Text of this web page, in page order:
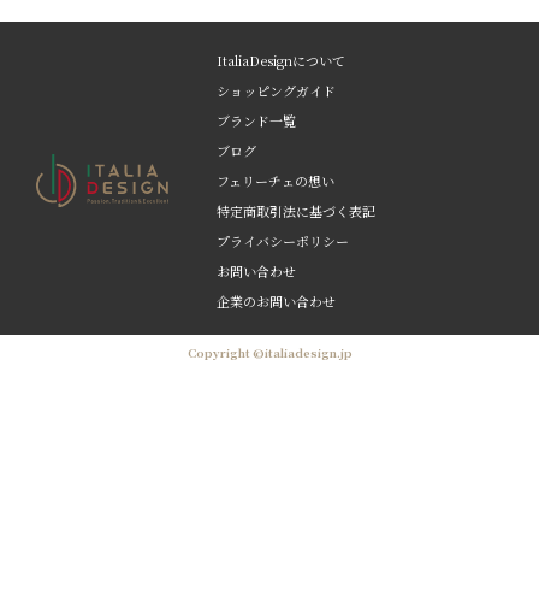
ItaliaDesignについて
ショッピングガイド
ブランド一覧
ブログ
フェリーチェの想い
特定商取引法に基づく表記
プライバシーポリシー
お問い合わせ
企業のお問い合わせ
Copyright ©italiadesign.jp